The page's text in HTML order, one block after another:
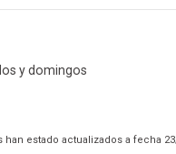
y domingos
han estado actualizados a fecha